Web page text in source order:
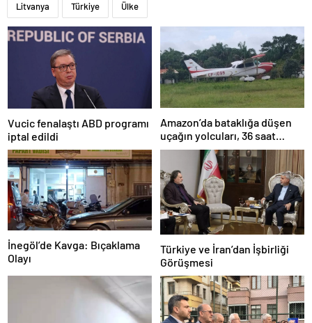
Litvanya Türkiye Ülke
Vucic fenalaştı ABD programı
iptal edildi
Amazon’da bataklığa düşen
uçağın yolcuları, 36 saat
kurtarılmayı bekledi
İnegöl’de Kavga: Bıçaklama
Olayı
Türkiye ve İran’dan İşbirliği
Görüşmesi